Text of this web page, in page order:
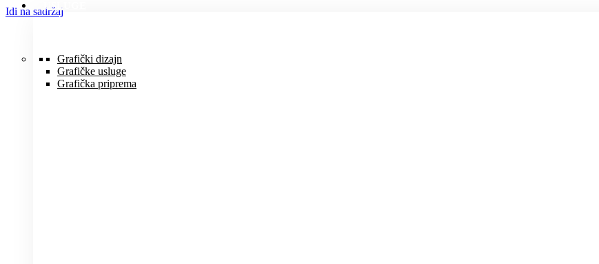
Idi na sadržajUSLUGE
Grafički dizajn
Grafičke usluge
Grafička priprema